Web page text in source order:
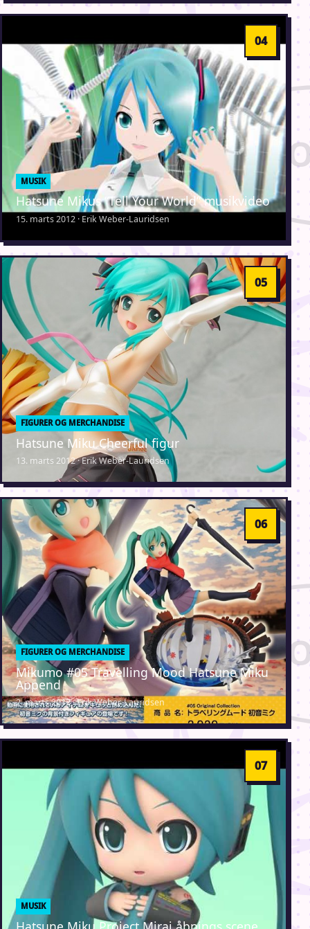
MUSIK
Hatsune Mikus “Tell Your World” musikvideo
15. marts 2012 · Erik Weber-Lauridsen
FIGURER OG MERCHANDISE
Hatsune Miku Cheerful figur
13. marts 2012 · Erik Weber-Lauridsen
FIGURER OG MERCHANDISE
Mikumo #05 Travelling Mood Hatsune Miku
Append
2. marts 2012 · Erik Weber-Lauridsen
MUSIK